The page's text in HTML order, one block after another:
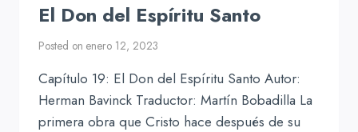
El Don del Espíritu Santo
Posted on enero 12, 2023
Capítulo 19: El Don del Espíritu Santo Autor:
Herman Bavinck Traductor: Martín Bobadilla La
primera obra que Cristo hace después de su